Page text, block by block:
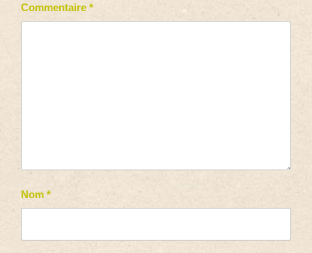
Commentaire *
Nom *